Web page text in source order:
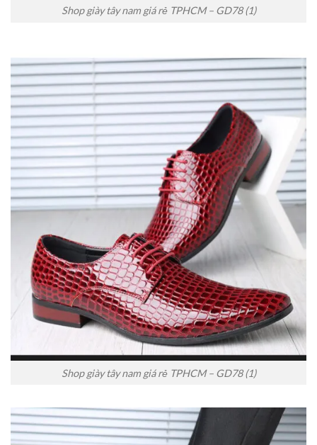
Shop giày tây nam giá rẻ TPHCM – GD78 (1)
Shop giày tây nam giá rẻ TPHCM – GD78 (1)